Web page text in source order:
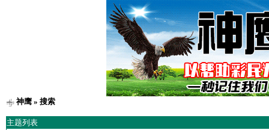
神鹰» 搜索
主题列表